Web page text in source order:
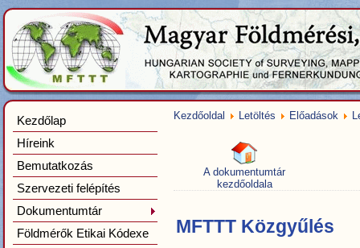
Kezdőlap
Híreink
Bemutatkozás
Szervezeti felépítés
Dokumentumtár
Földmérők Etikai Kódexe
Kezdőoldal Letöltés Előadások
A dokumentumtár
kezdőoldala
MFTTT Közgyűlés